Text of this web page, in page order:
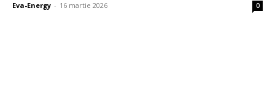
Eva-Energy - 16 martie 2026 0